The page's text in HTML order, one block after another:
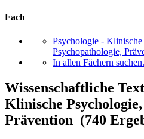
Fach
Psychologie - Klinische
Psychopathologie,
In allen Fächern
Wissenschaftliche
Klinische
Prävention (740